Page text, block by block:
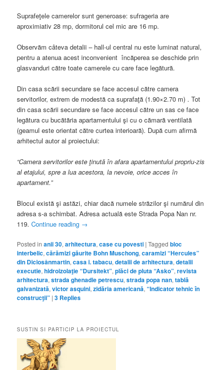
Suprafeţele camerelor sunt generoase: sufrageria are
aproximiativ 28 mp, dormitorul cel mic are 16 mp.
Observăm câteva detalii – hall-ul central nu este luminat natural,
pentru a atenua acest inconvenient încăperea se deschide prin
glasvanduri către toate camerele cu care face legătură.
Din casa scării secundare se face accesul către camera
servitorilor, extrem de modestă ca suprafaţă (1.90×2.70 m) . Tot
din casa scării secundare se face accesul către un sas ce face
legătura cu bucătăria apartamentului şi cu o cămară ventilată
(geamul este orientat către curtea interioară). După cum afirmă
arhitectul autor al proiectului:
“Camera servitorilor este ţinută în afara apartamentului propriu-zis
al etajului, spre a lua acestora, la nevoie, orice acces în
apartament.”
Blocul există şi astăzi, chiar dacă numele străzilor şi numărul din
adresa s-a schimbat. Adresa actuală este Strada Popa Nan nr.
119.Continue reading →
Posted in anii 30,arhitectura,case cu povesti |Tagged bloc
interbelic,cărămizi găurite Bohn Muschong,caramizi “Hercules”
din Diciosânmartin,casa i. tabacu,detalii de arhitectura,detalii
executie,hidroizolaţie “Dursitekt”,plăci de pluta “Asko”,revista
arhitectura,strada ghenadie petrescu,strada popa nan,tablă
galvanizată,victor asquini,zidăria americană,“Indicator tehnic în
construcţii” |3 Replies
SUSTIN SI PARTICIP LA PROIECTUL